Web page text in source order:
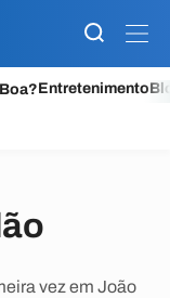
Entretenimento
vez em João